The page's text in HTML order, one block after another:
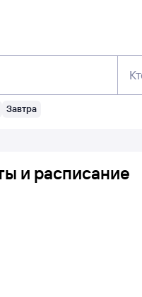
Завтра
и расписание